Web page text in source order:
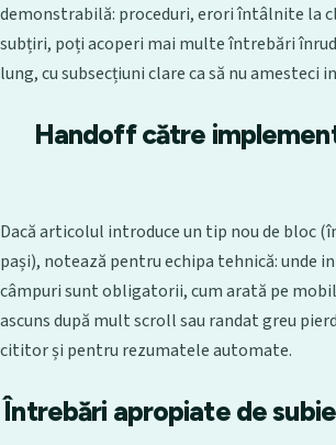
demonstrabilă: proceduri, erori întâlnite la
subțiri, poți acoperi mai multe întrebări
lung, cu subsecțiuni clare ca să nu amesteci
Handoff către
Dacă articolul introduce un tip nou de bloc
pași), notează pentru echipa tehnică: unde
câmpuri sunt obligatorii, cum arată pe
ascuns după mult scroll sau randat greu
cititor și pentru rezumatele automate.
Întrebări apropiate de